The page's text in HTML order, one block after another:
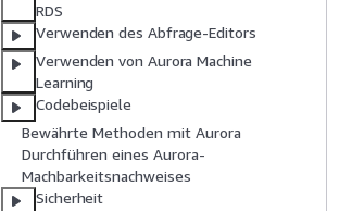
RDS
Verwenden des Abfrage-Editors
Verwenden von Aurora Machine
Learning
Codebeispiele
Bewährte Methoden mit Aurora
Durchführen eines Aurora-
Machbarkeitsnachweises
Sicherheit